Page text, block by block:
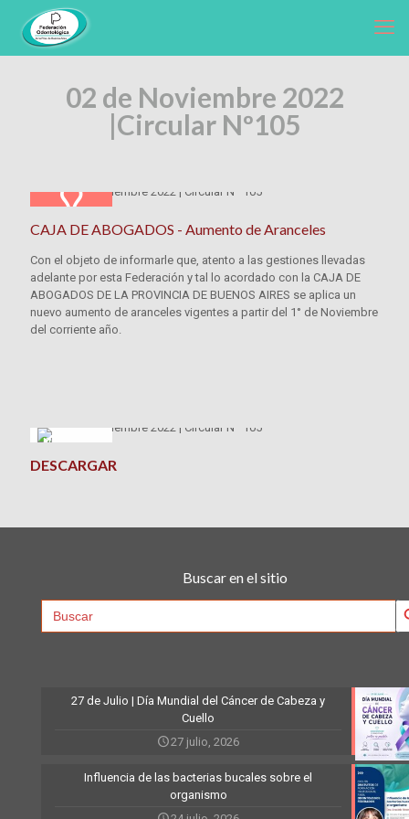
02 de Noviembre 2022
|Circular Nº105
CAJA DE ABOGADOS - Aumento de Aranceles
Con el objeto de informarle que, atento a las gestiones llevadas
adelante por esta Federación y tal lo acordado con la CAJA DE
ABOGADOS DE LA PROVINCIA DE BUENOS AIRES se aplica un
nuevo aumento de aranceles vigentes a partir del 1° de Noviembre
del corriente año.
DESCARGAR
Buscar en el sitio
Search
27 de Julio | Día Mundial del Cáncer de Cabeza y
Cuello
27 julio, 2026
Influencia de las bacterias bucales sobre el
organismo